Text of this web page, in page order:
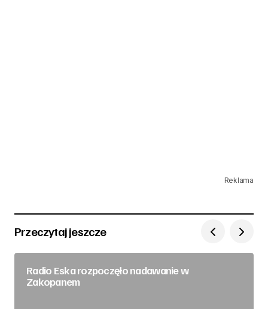
Reklama
Przeczytaj jeszcze
Radio Eska rozpoczęło nadawanie w
Zakopanem